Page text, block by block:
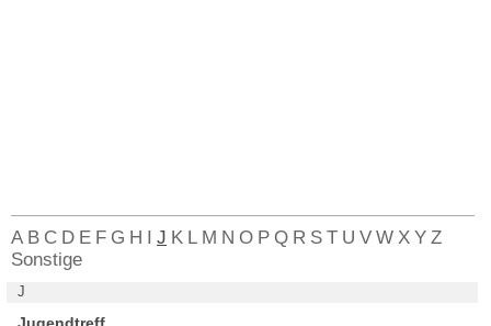
A B C D E F G H I J K L M N O P Q R S T U V W X Y Z
Sonstige
J
Jugendtreff